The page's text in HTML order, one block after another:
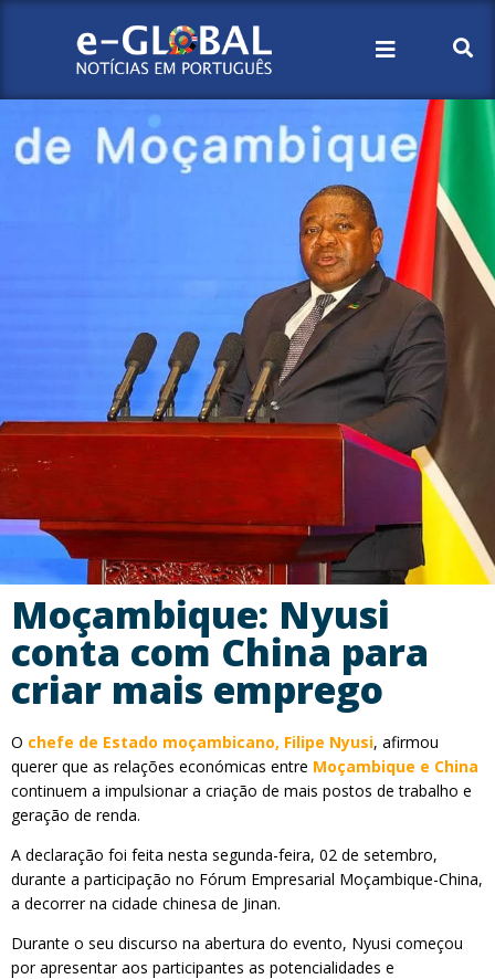
Moçambique: Nyusi
conta com China para
criar mais emprego
O chefe de Estado moçambicano, Filipe Nyusi, afirmou
querer que as relações económicas entre Moçambique e China
continuem a impulsionar a criação de mais postos de trabalho e
geração de renda.
A declaração foi feita nesta segunda-feira, 02 de setembro,
durante a participação no Fórum Empresarial Moçambique-China,
a decorrer na cidade chinesa de Jinan.
Durante o seu discurso na abertura do evento, Nyusi começou
por apresentar aos participantes as potencialidades e